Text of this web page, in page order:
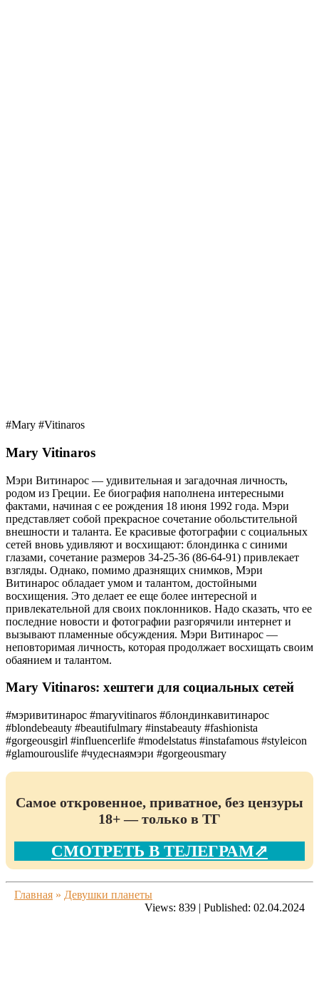
#Mary #Vitinaros
Mary Vitinaros
Мэри Витинарос — удивительная и загадочная личность,
родом из Греции. Ее биография наполнена интересными
фактами, начиная с ее рождения 18 июня 1992 года. Мэри
представляет собой прекрасное сочетание обольстительной
внешности и таланта. Ее красивые фотографии с социальных
сетей вновь удивляют и восхищают: блондинка с синими
глазами, сочетание размеров 34-25-36 (86-64-91) привлекает
взгляды. Однако, помимо дразнящих снимков, Мэри
Витинарос обладает умом и талантом, достойными
восхищения. Это делает ее еще более интересной и
привлекательной для своих поклонников. Надо сказать, что ее
последние новости и фотографии разгорячили интернет и
вызывают пламенные обсуждения. Мэри Витинарос —
неповторимая личность, которая продолжает восхищать своим
обаянием и талантом.
Mary Vitinaros: хештеги для социальных сетей
#мэривитинарос #maryvitinaros #блондинкавитинарос
#blondebeauty #beautifulmary #instabeauty #fashionista
#gorgeousgirl #influencerlife #modelstatus #instafamous #styleicon
#glamourouslife #чудеснаямэри #gorgeousmary
Самое откровенное, приватное, без цензуры
18+ — только в ТГ
СМОТРЕТЬ В ТЕЛЕГРАМ⇗
Главная » Девушки планеты
Views: 839 | Published: 02.04.2024